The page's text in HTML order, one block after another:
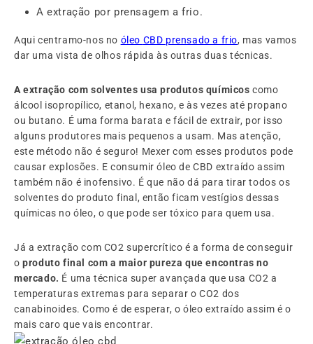
A extração por prensagem a frio.
Aqui centramo-nos no óleo CBD prensado a frio, mas vamos
dar uma vista de olhos rápida às outras duas técnicas.
A extração com solventes usa produtos químicos como
álcool isopropílico, etanol, hexano, e às vezes até propano
ou butano. É uma forma barata e fácil de extrair, por isso
alguns produtores mais pequenos a usam. Mas atenção,
este método não é seguro! Mexer com esses produtos pode
causar explosões. E consumir óleo de CBD extraído assim
também não é inofensivo. É que não dá para tirar todos os
solventes do produto final, então ficam vestígios dessas
químicas no óleo, o que pode ser tóxico para quem usa.
Já a extração com CO2 supercrítico é a forma de conseguir
oproduto final com a maior pureza que encontras no
mercado. É uma técnica super avançada que usa CO2 a
temperaturas extremas para separar o CO2 dos
canabinoides. Como é de esperar, o óleo extraído assim é o
mais caro que vais encontrar.